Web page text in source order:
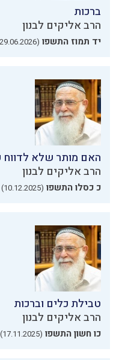
ברכות
הרב אליקים לבנון
יד תמוז התשפו (29.06.2026)
האם מותר שלא לדווח
הרב אליקים לבנון
כ כסלו התשפו (10.12.2025)
טבילת כלים וברכות
הרב אליקים לבנון
כו חשון התשפו (17.11.2025)